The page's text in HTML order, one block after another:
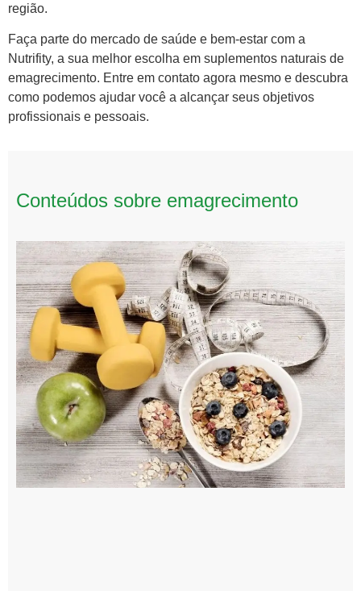
região.
Faça parte do mercado de saúde e bem-estar com a
Nutrifity, a sua melhor escolha em suplementos naturais de
emagrecimento. Entre em contato agora mesmo e descubra
como podemos ajudar você a alcançar seus objetivos
profissionais e pessoais.
Conteúdos sobre emagrecimento